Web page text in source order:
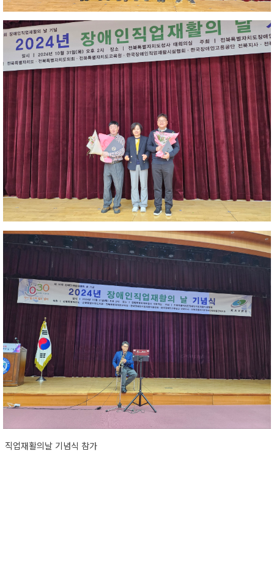
직업재활의날 기념식 참가